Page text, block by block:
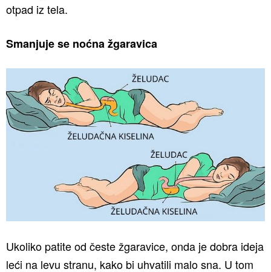
otpad iz tela.
Smanjuje se noćna žgaravica
Ukoliko patite od česte žgaravice, onda je dobra ideja
leći na levu stranu, kako bi uhvatili malo sna. U tom